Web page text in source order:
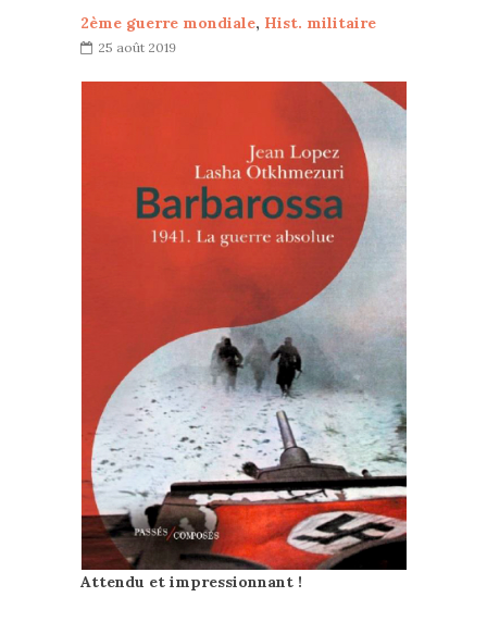
2ème guerre mondiale, Hist. militaire
25 août 2019
Attendu et impressionnant !